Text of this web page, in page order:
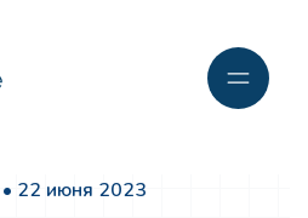
22 июня 2023